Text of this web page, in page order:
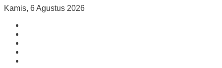
Kamis, 6 Agustus 2026